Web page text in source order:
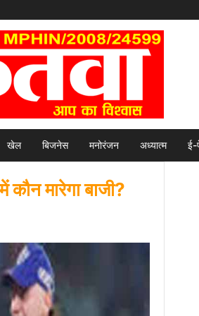
खेल बिजनेस मनोरंजन अध्यात्म ई-
मारेगा बाजी?